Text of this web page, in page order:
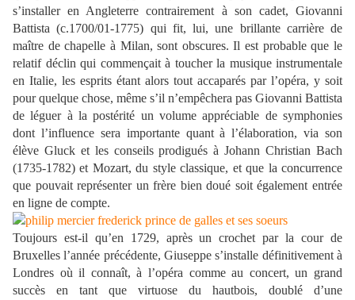
s’installer en Angleterre contrairement à son cadet, Giovanni
Battista (c.1700/01-1775) qui fit, lui, une brillante carrière de
maître de chapelle à Milan, sont obscures. Il est probable que le
relatif déclin qui commençait à toucher la musique instrumentale
en Italie, les esprits étant alors tout accaparés par l’opéra, y soit
pour quelque chose, même s’il n’empêchera pas Giovanni Battista
de léguer à la postérité un volume appréciable de symphonies
dont l’influence sera importante quant à l’élaboration, via son
élève Gluck et les conseils prodigués à Johann Christian Bach
(1735-1782) et Mozart, du style classique, et que la concurrence
que pouvait représenter un frère bien doué soit également entrée
en ligne de compte.
Toujours est-il qu’en 1729, après un crochet par la cour de
Bruxelles l’année précédente, Giuseppe s’installe définitivement à
Londres où il connaît, à l’opéra comme au concert, un grand
succès en tant que virtuose du hautbois, doublé d’une